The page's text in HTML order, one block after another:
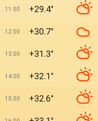
11:00 +29.4°
12:00 +30.7°
13:00 +31.3°
14:00 +32.1°
15:00 +32.6°